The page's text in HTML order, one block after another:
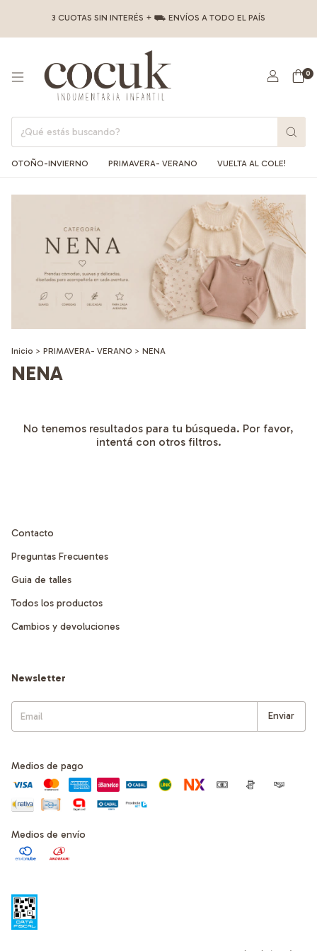
3 CUOTAS SIN INTERÉS + ⛟ ENVÍOS A TODO EL PAÍS
0
OTOÑO-INVIERNO PRIMAVERA- VERANO VUELTA AL COLE!
Inicio > PRIMAVERA- VERANO > NENA
NENA
No tenemos resultados para tu búsqueda. Por favor,
intentá con otros filtros.
Contacto
Preguntas Frecuentes
Guia de talles
Todos los productos
Cambios y devoluciones
Newsletter
Medios de pago
Medios de envío